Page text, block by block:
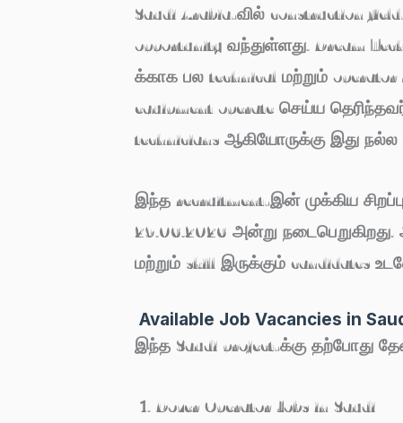
Saudi Arabia-வில் construction
opportunity வந்துள்ளது. Dream
க்காக பல technical மற்றும் operator
equipment operate செய்ய
technicians ஆகியோருக்கு இது நல்ல
இந்த recruitment-இன் முக்கிய
29.06.2026 அன்று நடைபெறுகிறது.
மற்றும் skill இருக்கும் candidates
Available Job Vacancies in
இந்த Saudi project-க்கு தற்போது
1. Dozer Operator Jobs in Saudi